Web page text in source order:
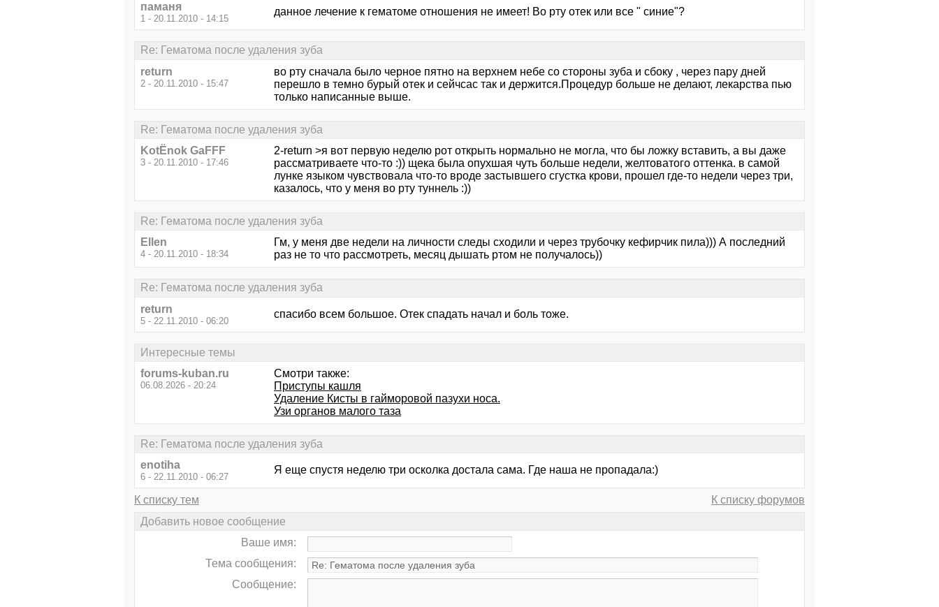
паманя
1 - 20.11.2010 - 14:15
данное лечение к гематоме отношения не имеет! Во рту отек или все " синие"?
Re: Гематома после удаления зуба
return
2 - 20.11.2010 - 15:47
во рту сначала было черное пятно на верхнем небе со стороны зуба и сбоку , через пару дней
перешло в темно бурый отек и сейчсас так и держится.Процедур больше не делают, лекарства пью
только написанные выше.
Re: Гематома после удаления зуба
KotЁnok GaFFF
3 - 20.11.2010 - 17:46
2-return >я вот первую неделю рот открыть нормально не могла, что бы ложку вставить, а вы даже
рассматриваете что-то :)) щека была опухшая чуть больше недели, желтоватого оттенка. в самой
лунке языком чувствовала что-то вроде застывшего сгустка крови, прошел где-то недели через три,
казалось, что у меня во рту туннель :))
Re: Гематома после удаления зуба
Ellen
4 - 20.11.2010 - 18:34
Гм, у меня две недели на личности следы сходили и через трубочку кефирчик пила))) А последний
раз не то что рассмотреть, месяц дышать ртом не получалось))
Re: Гематома после удаления зуба
return
5 - 22.11.2010 - 06:20
спасибо всем большое. Отек спадать начал и боль тоже.
Интересные темы
forums-kuban.ru
06.08.2026 - 20:24
Смотри также:
Приступы кашля
Удаление Кисты в гайморовой пазухи носа.
Узи органов малого таза
Re: Гематома после удаления зуба
enotiha
6 - 22.11.2010 - 06:27
Я еще спустя неделю три осколка достала сама. Где наша не пропадала:)
К списку тем
К списку форумов
Добавить новое сообщение
Ваше имя:
Тема сообщения:
Сообщение: